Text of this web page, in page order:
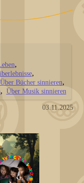
Über Bücher sinnieren
Über Musik sinnieren
03.11.2025